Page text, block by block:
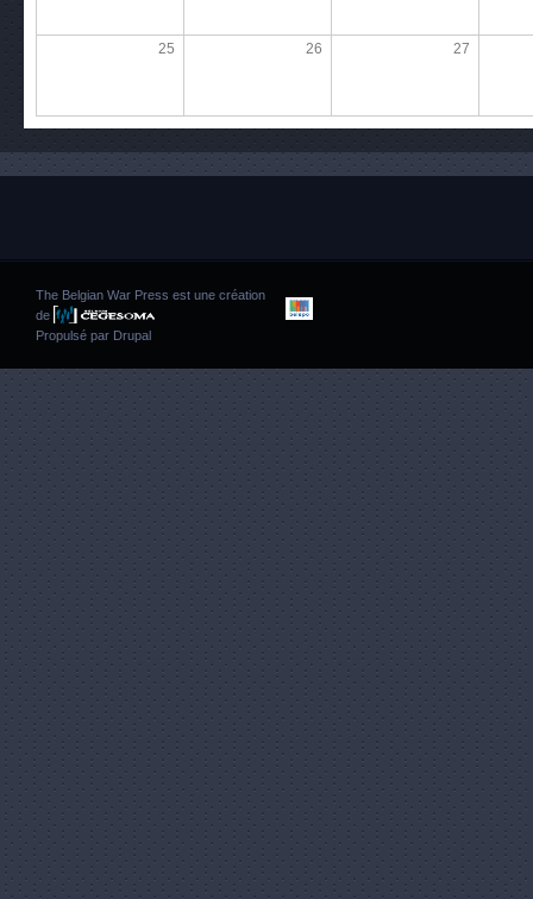
25 26 27
The Belgian War Press est une création
de
Propulsé par Drupal